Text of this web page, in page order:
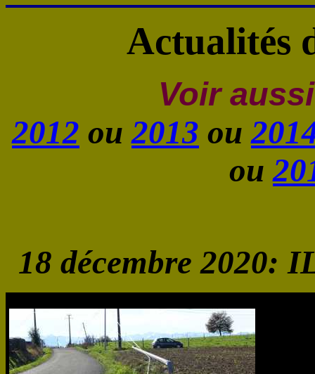
Actualités
Voir
2012 ou2013 ou
ou
18 décembre 2020: